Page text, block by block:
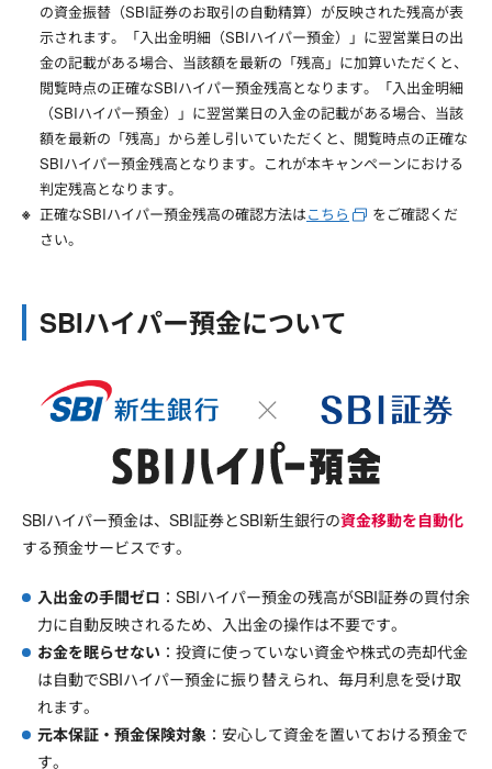
の資金振替（SBI証券のお取引の自動精算）が反映された残高が表
示されます。「入出金明細（SBIハイパー預金）」に翌営業日の出
金の記載がある場合、当該額を最新の「残高」に加算いただくと、
閲覧時点の正確なSBIハイパー預金残高となります。「入出金明細
（SBIハイパー預金）」に翌営業日の入金の記載がある場合、当該
額を最新の「残高」から差し引いていただくと、閲覧時点の正確な
SBIハイパー預金残高となります。これが本キャンペーンにおける
判定残高となります。
正確なSBIハイパー預金残高の確認方法はこちら
をご確認くだ
さい。
SBIハイパー預金について
SBIハイパー預金は、SBI証券とSBI新生銀行の資金移動を自動化
する預金サービスです。
入出金の手間ゼロ ：SBIハイパー預金の残高がSBI証券の買付余
力に自動反映されるため、入出金の操作は不要です。
お金を眠らせない ：投資に使っていない資金や株式の売却代金
は自動でSBIハイパー預金に振り替えられ、毎月利息を受け取
れます。
元本保証・預金保険対象 ：安心して資金を置いておける預金で
す。